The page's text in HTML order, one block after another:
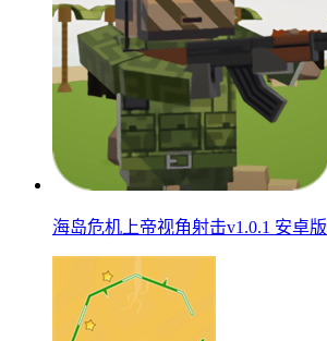
海岛危机上帝视角射击v1.0.1 安卓版